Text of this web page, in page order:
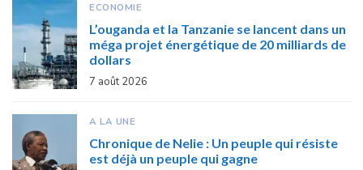
ECONOMIE
L’ouganda et la Tanzanie se lancent dans un
méga projet énergétique de 20 milliards de
dollars
7 août 2026
A LA UNE
Chronique de Nelie : Un peuple qui résiste
est déjà un peuple qui gagne